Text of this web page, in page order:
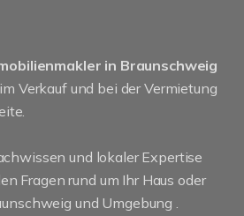
in Braunschweig
Verkauf und bei der Vermietung
und lokaler Expertise
Fragen rund um Ihr Haus oder
und Umgebung .